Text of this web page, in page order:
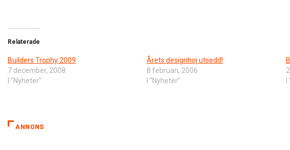
Relaterade
Builders Trophy 2009
7 december, 2008
I ”Nyheter”
Årets designhoj utsedd!
8 februari, 2006
I ”Nyheter”
I
ANNONS